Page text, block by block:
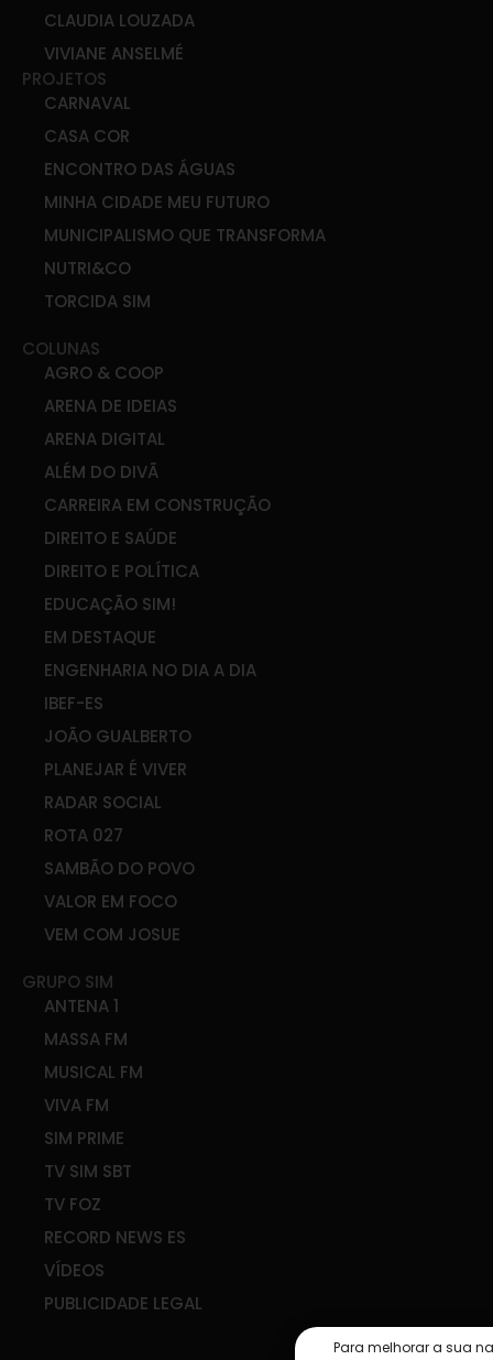
CLAUDIA LOUZADA
VIVIANE ANSELMÉ
PROJETOS
CARNAVAL
CASA COR
ENCONTRO DAS ÁGUAS
MINHA CIDADE MEU FUTURO
MUNICIPALISMO QUE TRANSFORMA
NUTRI&CO
TORCIDA SIM
COLUNAS
AGRO & COOP
ARENA DE IDEIAS
ARENA DIGITAL
ALÉM DO DIVÃ
CARREIRA EM CONSTRUÇÃO
DIREITO E SAÚDE
DIREITO E POLÍTICA
EDUCAÇÃO SIM!
EM DESTAQUE
ENGENHARIA NO DIA A DIA
IBEF-ES
JOÃO GUALBERTO
PLANEJAR É VIVER
RADAR SOCIAL
ROTA 027
SAMBÃO DO POVO
VALOR EM FOCO
VEM COM JOSUE
GRUPO SIM
ANTENA 1
MASSA FM
MUSICAL FM
VIVA FM
SIM PRIME
TV SIM SBT
TV FOZ
RECORD NEWS ES
VÍDEOS
PUBLICIDADE LEGAL
Para melhorar a sua